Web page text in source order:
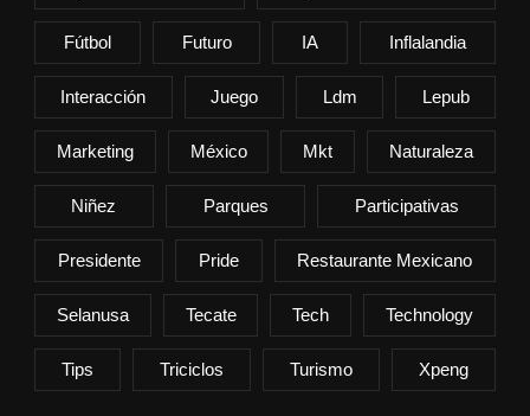
Fútbol Futuro IA Inflalandia
Interacción Juego Ldm Lepub
Marketing México Mkt Naturaleza
Niñez Parques Participativas
Presidente Pride Restaurante Mexicano
Selanusa Tecate Tech Technology
Tips Triciclos Turismo Xpeng